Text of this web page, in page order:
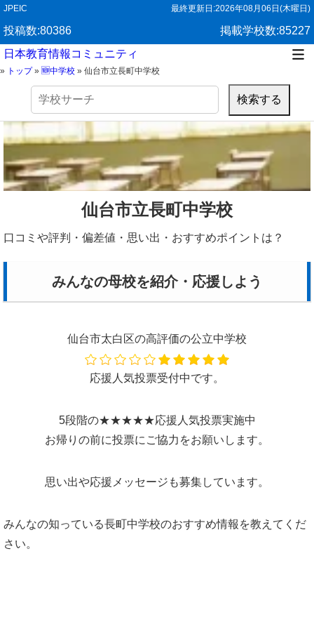
JPEIC 最終更新日:2026年08月06日(木曜日)
投稿数:80386
掲載学校数:85227
日本教育情報コミュニティ
» トップ» 🆕中学校 » 仙台市立長町中学校
検
仙台市立長町中学校
口コミや評判・偏差値・思い出・おすすめポイントは？
みんなの母校を紹介・応援しよう
仙台市太白区の高評価の公立中学校
応援人気投票受付中です。
5段階の★★★★★応援人気投票実施中
お帰りの前に投票にご協力をお願いします。
思い出や応援メッセージも募集しています。
みんなの知っている長町中学校のおすすめ情報を教えてくだ
さい。